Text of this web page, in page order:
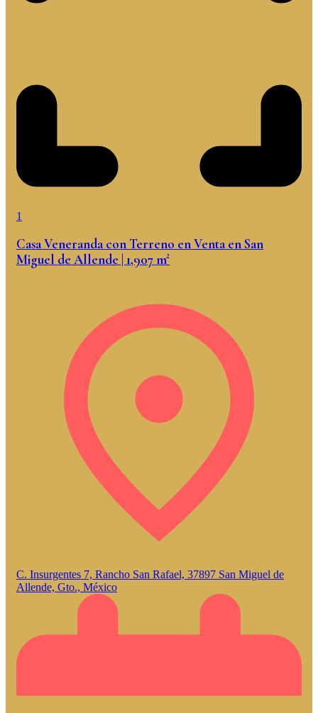
1
Casa Veneranda con Terreno en Venta en San
Miguel de Allende | 1,907 m²
C. Insurgentes 7, Rancho San Rafael, 37897 San Miguel de
Allende, Gto., México